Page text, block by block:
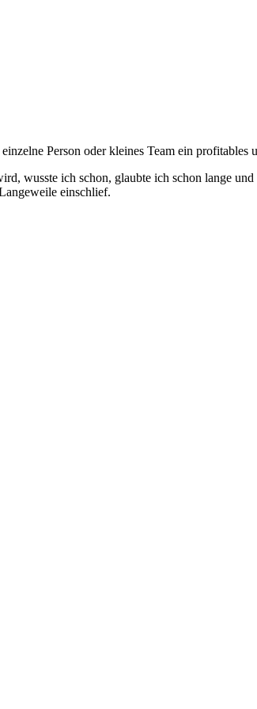
Person oder kleines Team ein
wusste ich schon, glaubte ich schon lange
einschlief.